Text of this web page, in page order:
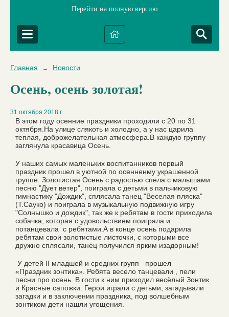
Перейти на полную версию
Главная → Новости
Осень, осень золотая!
31 октября 2018 г.
В этом году осенние праздники проходили с 20 по 31
октября.На улице слякоть и холодно, а у нас царила
теплая, доброжелательная атмосфера.В каждую группу
заглянула красавица Осень.
У наших самых маленьких воспитанников первый
праздник прошел в уютной по осенненму украшенной
группе. Золотистая Осень с радостью спела с малышами
песню "Дует ветер", поиграла с детьми в пальчиковую
гимнастику "Дождик", сплясала танец "Веселая пляска"
(Т.Сауко) и поиграла в музыкальную подвижную игру
"Солнышко и дождик", так же к ребятам в гости приходила
собачка, которая с удовольствием поиграла и
потанцевала с ребятами.А в конце осень подарила
ребятам свои золотистые листочки, с которыми все
дружно сплясали, танец получился ярким изадорным!
У детей II младшей и средних групп прошел
«Праздник зонтика». Ребята весело танцевали , пели
песни про осень. В гости к ним приходил весёлый Зонтик
и Красные сапожки. Герои играли с детьми, загадывали
загадки и в заключении праздника, под волшебным
зонтиком дети нашли угощения.